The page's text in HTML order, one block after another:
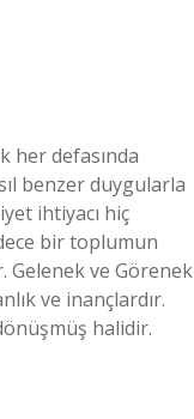
her defasında
benzer duygularla
ihtiyacı hiç
bir toplumun
Gelenek ve Görenek
ve inançlardır.
halidir.